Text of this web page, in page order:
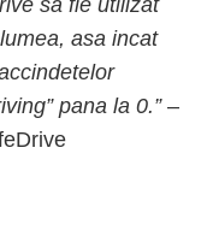
sa fie utilizat
asa incat
pana la 0.”–